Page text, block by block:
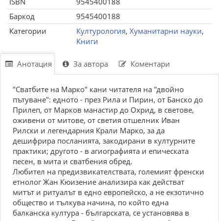
Баркод
9545400188
Категории
Културология, Хуманитарни науки,
Книги
Анотация За автора Коментари
"Сватбите на Марко" кани читателя на "двойно
пътуване": едното - през Рила и Пирин, от Банско до
Прилеп, от Марков манастир до Охрид, в светове,
оживени от митове, от светия отшелник Иван
Рилски и легендарния Крали Марко, за да
дешифрира посланията, закодирани в културните
практики; другото - в агиографията и епическата
песен, в мита и сватбения обред.
Любител на предизвикателствата, големият френски
етнолог Жан Кюизение анализира как действат
митът и ритуалът в едно европейско, а не екзотично
общество и тълкува начина, по който една
балканска култура - българската, се установява в